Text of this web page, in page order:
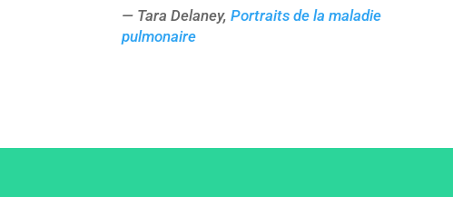
— Tara Delaney,Portraits de la maladie
pulmonaire